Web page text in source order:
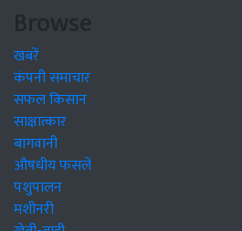
Browse
खबरें
कंपनी समाचार
सफल किसान
साक्षात्कार
बागवानी
औषधीय फसलें
पशुपालन
मशीनरी